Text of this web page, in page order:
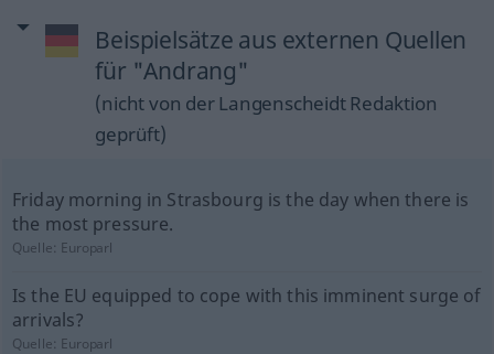
Beispielsätze aus externen Quellen
für "Andrang"
(nicht von der Langenscheidt Redaktion
geprüft)
Friday morning in Strasbourg is the day when there is
the most pressure.
Quelle: Europarl
Is the EU equipped to cope with this imminent surge of
arrivals?
Quelle: Europarl